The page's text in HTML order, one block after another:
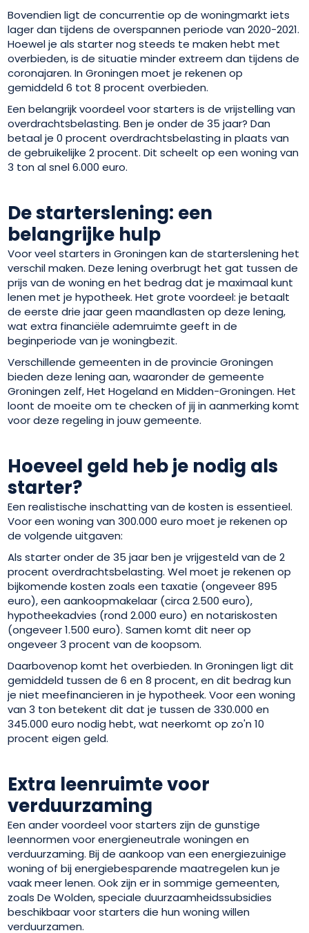
Bovendien ligt de concurrentie op de woningmarkt iets
lager dan tijdens de overspannen periode van 2020-2021.
Hoewel je als starter nog steeds te maken hebt met
overbieden, is de situatie minder extreem dan tijdens de
coronajaren. In Groningen moet je rekenen op
gemiddeld 6 tot 8 procent overbieden.
Een belangrijk voordeel voor starters is de vrijstelling van
overdrachtsbelasting. Ben je onder de 35 jaar? Dan
betaal je 0 procent overdrachtsbelasting in plaats van
de gebruikelijke 2 procent. Dit scheelt op een woning van
3 ton al snel 6.000 euro.
De starterslening: een
belangrijke hulp
Voor veel starters in Groningen kan de starterslening het
verschil maken. Deze lening overbrugt het gat tussen de
prijs van de woning en het bedrag dat je maximaal kunt
lenen met je hypotheek. Het grote voordeel: je betaalt
de eerste drie jaar geen maandlasten op deze lening,
wat extra financiële ademruimte geeft in de
beginperiode van je woningbezit.
Verschillende gemeenten in de provincie Groningen
bieden deze lening aan, waaronder de gemeente
Groningen zelf, Het Hogeland en Midden-Groningen. Het
loont de moeite om te checken of jij in aanmerking komt
voor deze regeling in jouw gemeente.
Hoeveel geld heb je nodig als
starter?
Een realistische inschatting van de kosten is essentieel.
Voor een woning van 300.000 euro moet je rekenen op
de volgende uitgaven:
Als starter onder de 35 jaar ben je vrijgesteld van de 2
procent overdrachtsbelasting. Wel moet je rekenen op
bijkomende kosten zoals een taxatie (ongeveer 895
euro), een aankoopmakelaar (circa 2.500 euro),
hypotheekadvies (rond 2.000 euro) en notariskosten
(ongeveer 1.500 euro). Samen komt dit neer op
ongeveer 3 procent van de koopsom.
Daarbovenop komt het overbieden. In Groningen ligt dit
gemiddeld tussen de 6 en 8 procent, en dit bedrag kun
je niet meefinancieren in je hypotheek. Voor een woning
van 3 ton betekent dit dat je tussen de 330.000 en
345.000 euro nodig hebt, wat neerkomt op zo'n 10
procent eigen geld.
Extra leenruimte voor
verduurzaming
Een ander voordeel voor starters zijn de gunstige
leennormen voor energieneutrale woningen en
verduurzaming. Bij de aankoop van een energiezuinige
woning of bij energiebesparende maatregelen kun je
vaak meer lenen. Ook zijn er in sommige gemeenten,
zoals De Wolden, speciale duurzaamheidssubsidies
beschikbaar voor starters die hun woning willen
verduurzamen.